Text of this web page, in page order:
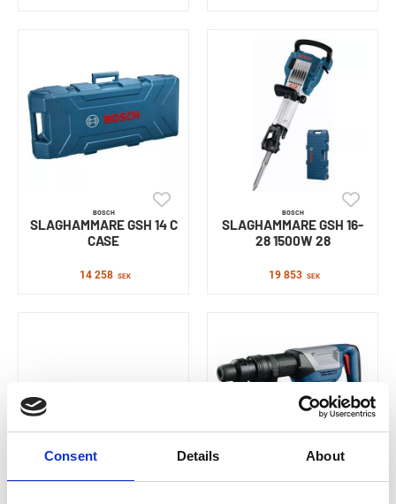
Consent Details About
BOSCH
SLAGHAMMARE GSH 14 C
CASE
14 258 SEK
BOSCH
SLAGHAMMARE GSH 16-
28 1500W 28
19 853 SEK